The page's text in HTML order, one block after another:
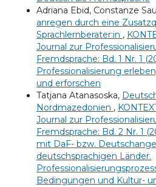
Adriana Ebid, Constanze
anregen durch eine
Sprachlernberater:in ,
Journal zur
Fremdsprache: Bd. 1 Nr. 1
Professionalisierung
und erforschen
Tatjana Atanasoska,
Nordmazedonien ,
Journal zur
Fremdsprache: Bd. 2 Nr. 1
mit DaF- bzw.
deutschsprachigen Länder.
Bedingungen und Kultur-